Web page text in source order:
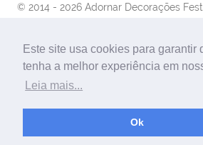
Este site usa cookies para garantir
tenha a melhor experiência em
Leia mais...
Ok
© 2014 - 2026 Adornar Decorações
Desenvolvimento: